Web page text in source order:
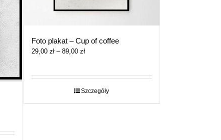
Foto plakat – Cup of coffee
29,00 zł – 89,00 złZakres
29,00 zł
do
Szczegóły